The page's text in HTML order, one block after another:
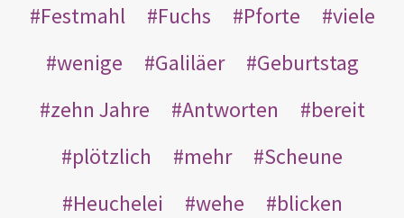
Festmahl
Fuchs Pforte
viele
wenige
Galiläer
Geburtstag
zehn Jahre
Antworten
bereit
plötzlich
mehr
Scheune
Heuchelei
wehe
blicken